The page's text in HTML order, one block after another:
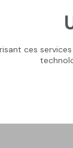
ces